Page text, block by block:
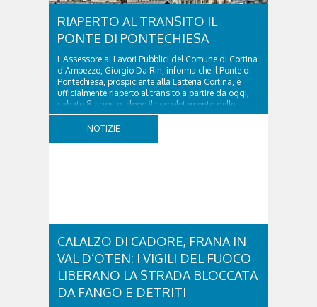
RIAPERTO AL TRANSITO IL
PONTE DI PONTECHIESA
L’Assessore ai Lavori Pubblici del Comune di Cortina
d'Ampezzo, Giorgio Da Rin, informa che il Ponte di
Pontechiesa, prospiciente alla Latteria Cortina, è
ufficialmente riaperto al transito a partire da oggi,
sabato 8 agosto, dopo il completamento delle
verifiche e il positivo collaudo...
NOTIZIE
CALALZO DI CADORE, FRANA IN
VAL D’OTEN: I VIGILI DEL FUOCO
LIBERANO LA STRADA BLOCCATA
DA FANGO E DETRITI